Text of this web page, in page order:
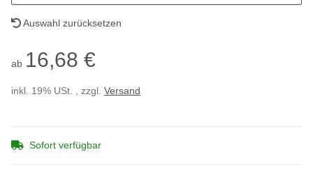
Auswahl zurücksetzen
ab 16,68 €
inkl. 19% USt. , zzgl. Versand
Sofort verfügbar